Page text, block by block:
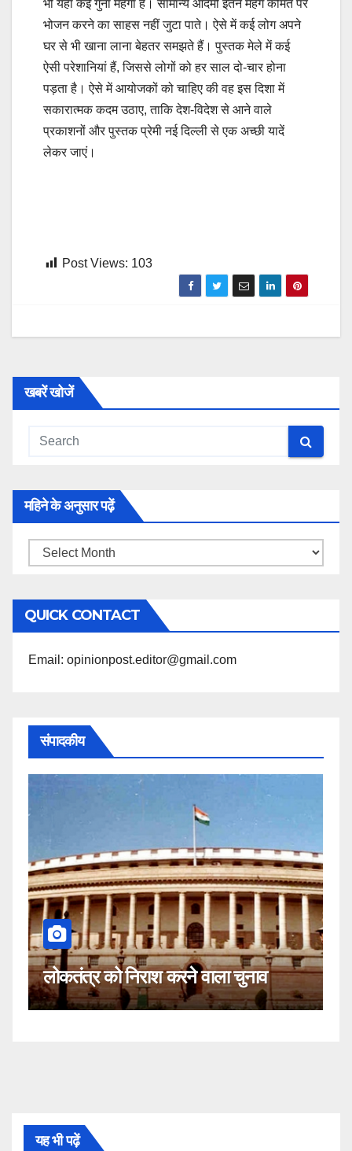
भी यहां कई गुना महंगा है। सामान्य आदमी इतने महंगे कीमत पर
भोजन करने का साहस नहीं जुटा पाते। ऐसे में कई लोग अपने
घर से भी खाना लाना बेहतर समझते हैं। पुस्तक मेले में कई
ऐसी परेशानियां हैं, जिससे लोगों को हर साल दो-चार होना
पड़ता है। ऐसे में आयोजकों को चाहिए की वह इस दिशा में
सकारात्मक कदम उठाए, ताकि देश-विदेश से आने वाले
प्रकाशनों और पुस्तक प्रेमी नई दिल्ली से एक अच्छी यादें
लेकर जाएं।
Post Views: 103
खबरें खोजें
महिने के अनुसार पढ़ें
महिने
अनुसार
पढ़ें
QUICK CONTACT
Email: opinionpost.editor@gmail.com
संपादकीय
कहीं यह सीजेआई के खिलाफ साजिश तो
नहीं!
यह भी पढ़ें